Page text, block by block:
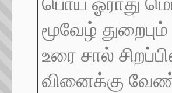
மூவேழ்
உரை சால்
வினைக்கு